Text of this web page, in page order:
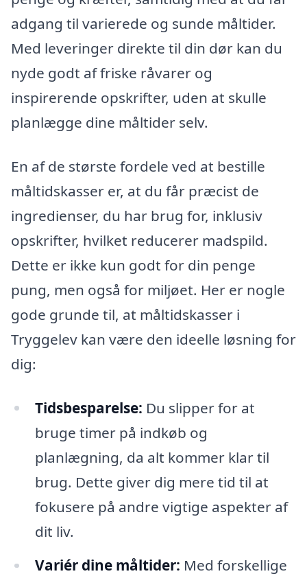
adgang til varierede og sunde måltider.
Med leveringer direkte til din dør kan du
nyde godt af friske råvarer og
inspirerende opskrifter, uden at skulle
planlægge dine måltider selv.
En af de største fordele ved at bestille
måltidskasser er, at du får præcist de
ingredienser, du har brug for, inklusiv
opskrifter, hvilket reducerer madspild.
Dette er ikke kun godt for din penge
pung, men også for miljøet. Her er nogle
gode grunde til, at måltidskasser i
Tryggelev kan være den ideelle løsning for
dig:
Tidsbesparelse: Du slipper for at
bruge timer på indkøb og
planlægning, da alt kommer klar til
brug. Dette giver dig mere tid til at
fokusere på andre vigtige aspekter af
dit liv.
Variér dine måltider: Med forskellige